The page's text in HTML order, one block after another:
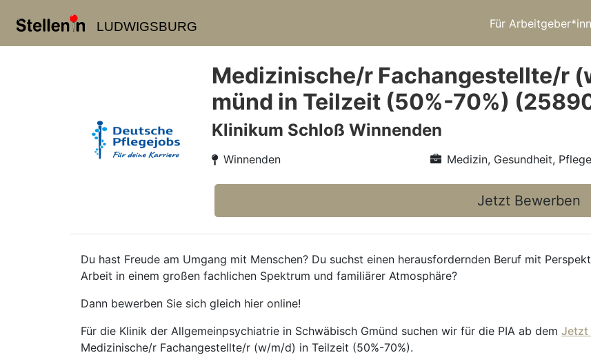
LUDWIGSBURG Für
Medizinische/r Fachangestellte/r
münd in Teilzeit (50%-70%)
Klinikum Schloß Winnenden
Winnenden Medizin, Gesundheit, Pflege
Jetzt Bewerben
Du hast Freude am Umgang mit Menschen? Du suchst einen herausfordernden Beruf mit
Arbeit in einem großen fachlichen Spektrum und familiärer Atmosphäre?
Dann bewerben Sie sich gleich hier online!
Für die Klinik der Allgemeinpsychiatrie in Schwäbisch Gmünd suchen wir für die PIA ab dem Jetzt
Medizinische/r Fachangestellte/r (w/m/d) in Teilzeit (50%-70%).